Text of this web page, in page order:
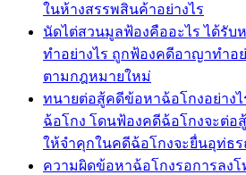
ในห้างสรรพสินค้าอย่างไร
นัดไต่สวนมูลฟ้องคืออะไร ได้รับ
ทำอย่างไร ถูกฟ้องคดีอาญาทำอ
ตามกฎหมายใหม่
ทนายต่อสู้คดีข้อหาฉ้อโกงอย่าง
ฉ้อโกง โดนฟ้องคดีฉ้อโกงจะต่อ
ให้จำคุกในคดีฉ้อโกงจะยื่นอุท่ธ
ความผิดข้อหาฉ้อโกงรอการลง